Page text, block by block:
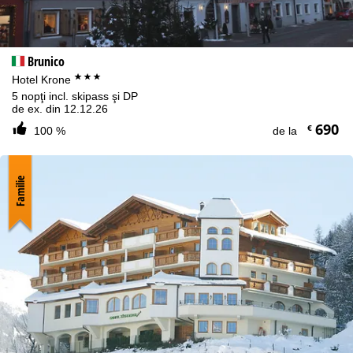
Brunico
Hotel Krone ***
5 nopţi incl. skipass şi DP
de ex. din 12.12.26
100 %
de la €690
Familie